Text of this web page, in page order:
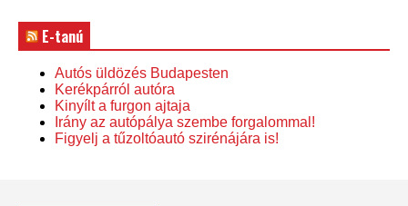
E-tanú
Autós üldözés Budapesten
Kerékpárról autóra
Kinyílt a furgon ajtaja
Irány az autópálya szembe forgalommal!
Figyelj a tűzoltóautó szirénájára is!